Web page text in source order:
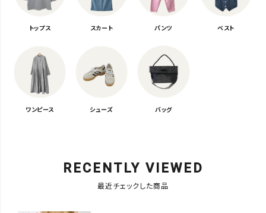
トップス スカート パンツ ベスト
ワンピース シューズ バッグ
RECENTLY VIEWED
最近チェックした商品